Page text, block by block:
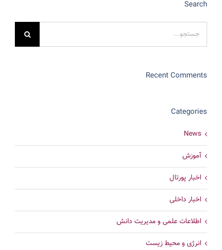
Search
برای:
Recent Comments
Categories
News
آموزش
اخبار پورتال
اخبار داخلی
اطلاعات علمی و مدیریت دانش
انرژی و محیط زیست